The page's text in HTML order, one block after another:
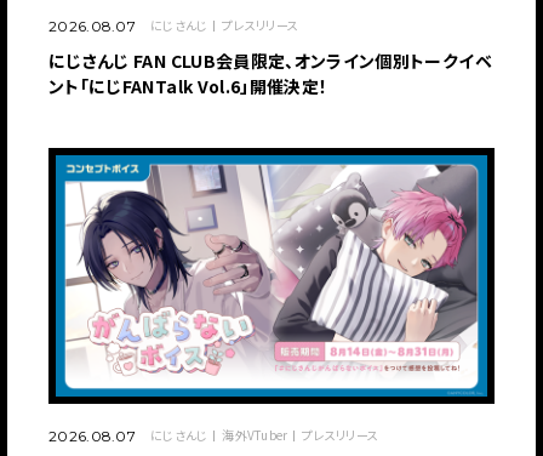
2026.08.07 にじさんじ プレスリリース
にじさんじ FAN CLUB会員限定、オンライン個別トークイベ
ント「にじFANTalk Vol.6」開催決定！
2026.08.07 にじさんじ 海外VTuber プレスリリース